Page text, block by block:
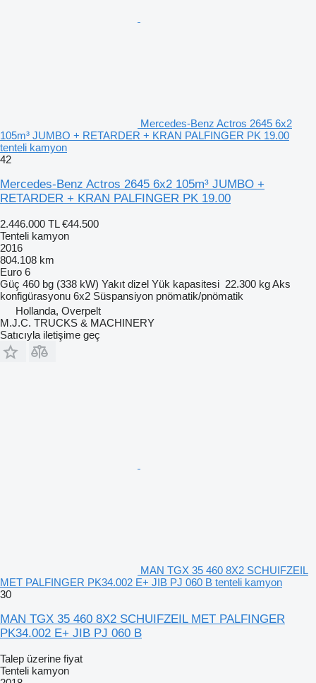
Mercedes-Benz Actros 2645 6x2
105m³ JUMBO + RETARDER + KRAN PALFINGER PK 19.00
tenteli kamyon
42
Mercedes-Benz Actros 2645 6x2 105m³ JUMBO +
RETARDER + KRAN PALFINGER PK 19.00
2.446.000 TL €44.500
Tenteli kamyon
2016
804.108 km
Euro 6
Güç 460 bg (338 kW) Yakıt dizel Yük kapasitesi 22.300 kgAks
konfigürasyonu 6x2 Süspansiyon pnömatik/pnömatik
Hollanda, Overpelt
M.J.C. TRUCKS & MACHINERY
Satıcıyla iletişime geç
MAN TGX 35 460 8X2 SCHUIFZEIL
MET PALFINGER PK34.002 E+ JIB PJ 060 B tenteli kamyon
30
MAN TGX 35 460 8X2 SCHUIFZEIL MET PALFINGER
PK34.002 E+ JIB PJ 060 B
Talep üzerine fiyat
Tenteli kamyon